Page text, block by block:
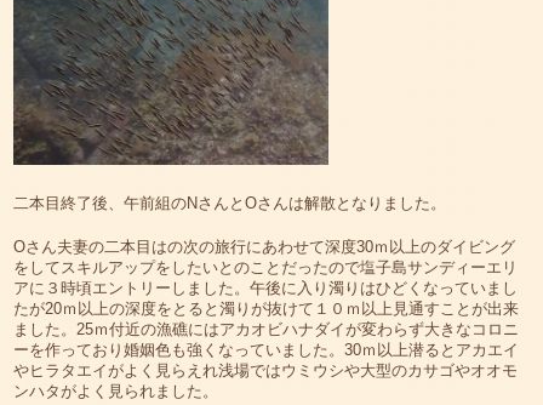
二本目終了後、午前組のNさんとOさんは解散となりました。
Oさん夫妻の二本目はの次の旅行にあわせて深度30ｍ以上のダイビング
をしてスキルアップをしたいとのことだったので塩子島サンディーエリ
アに３時頃エントリーしました。午後に入り濁りはひどくなっていまし
たが20ｍ以上の深度をとると濁りが抜けて１０ｍ以上見通すことが出来
ました。25ｍ付近の漁礁にはアカオビハナダイが変わらず大きなコロニ
ーを作っており婚姻色も強くなっていました。30ｍ以上潜るとアカエイ
やヒラタエイがよく見らえれ浅場ではウミウシや大型のカサゴやオオモ
ンハタがよく見られました。